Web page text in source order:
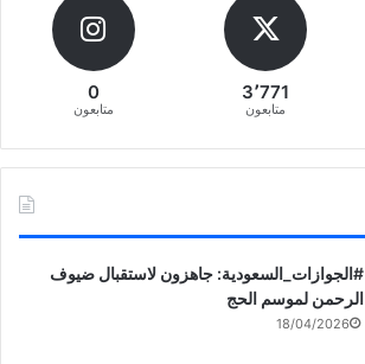
3٬771
متابعون
0
متابعون
‏‎#الجوازات_السعودية: جاهزون لاستقبال ضيوف
الرحمن لموسم الحج
18/04/2026